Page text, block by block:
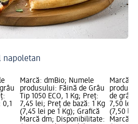
napoletan
Marcă: dmBio; Numele
produsului: Făină de Grâu
Tip 1050 ECO, 1 Kg; Preț:
7,45 lei; Preț de bază: 1 Kg
(7,45 lei pe 1 Kg); Grafică
Marcă dm; Disponibilitate:
Marcă:
de grâu
7,50 lei;
(7,50 lei
Marcă